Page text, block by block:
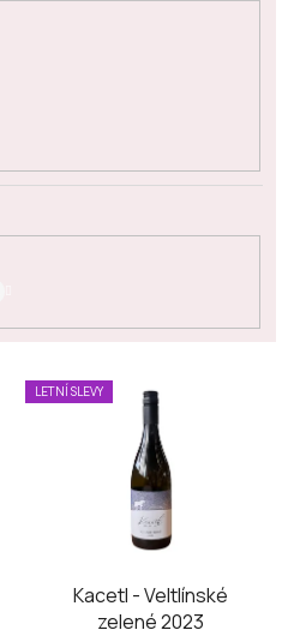
LETNÍ SLEVY
Kacetl - Veltlínské
zelené 2023